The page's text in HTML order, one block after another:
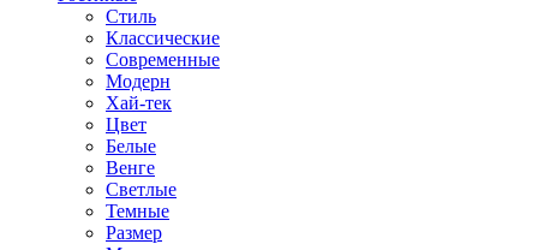
Стиль
Классические
Современные
Модерн
Хай-тек
Цвет
Белые
Венге
Светлые
Темные
Размер